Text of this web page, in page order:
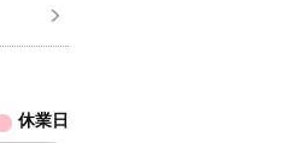
休業日